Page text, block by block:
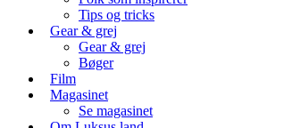
Tips og tricks
Gear & grej
Gear & grej
Bøger
Film
Magasinet
Se magasinet